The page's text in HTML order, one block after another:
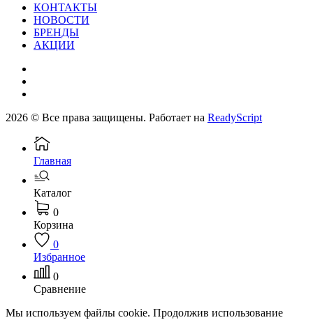
КОНТАКТЫ
НОВОСТИ
БРЕНДЫ
АКЦИИ
2026 © Все права защищены. Работает на ReadyScript
Главная
Каталог
0
Корзина
0
Избранное
0
Сравнение
Мы используем файлы cookie. Продолжив использование